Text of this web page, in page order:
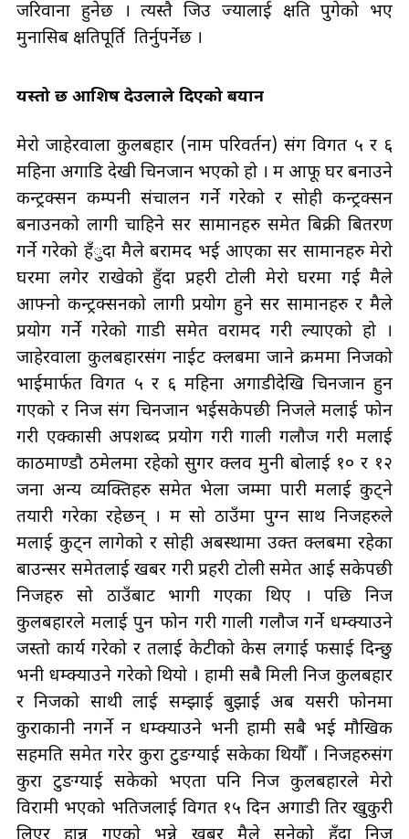
जरिवाना हुनेछ । त्यस्तै जिउ ज्यालाई क्षति पुगेको भए
मुनासिब क्षतिपूर्ति तिर्नुपर्नेछ ।
यस्तो छ आशिष देउलाले दिएको बयान
मेरोजाहेरवाला कुलबहादुर (नाम परिवर्तन) संग विगत ५ र ६
महिना अगाडि देखी चिनजान भएको हो । म आफू घर बनाउने
कन्ट्रक्सन कम्पनी संचालन गर्ने गरेको र सोही कन्ट्रक्सन
बनाउनको लागी चाहिने सर सामानहरु समेत बिक्री बितरण
गर्ने गरेको हँुदा मैले बरामद भई आएका सर सामानहरु मेरो
घरमा लगेर राखेको हुँदा प्रहरी टोली मेरो घरमा गई मैले
आफ्नो कन्ट्रक्सनको लागी प्रयोग हुने सर सामानहरु र मैले
प्रयोग गर्ने गरेको गाडी समेत वरामद गरी ल्याएको हो ।
जाहेरवाला कुलबहादुरसंग नाईट क्लबमा जाने क्रममा निजको
भाईमार्फत विगत ५ र ६ महिना अगाडीदेखि चिनजान हुन
गएको र निज संग चिनजान भईसकेपछी निजले मलाई फोन
गरी एक्कासी अपशब्द प्रयोग गरी गाली गलौज गरी मलाई
काठमाण्डौ ठमेलमा रहेकोसुगर क्लव मुनी बोलाई १० र १२
जना अन्य व्यक्तिहरु समेत भेला जम्मा पारी मलाई कुट्ने
तयारी गरेका रहेछन् । म सो ठाउँमा पुग्न साथ निजहरुले
मलाई कुट्न लागेको र सोही अबस्थामा उक्त क्लबमा रहेका
बाउन्सर समेतलाई खबर गरी प्रहरी टोली समेत आई सकेपछी
निजहरु सो ठाउँबाट भागी गएका थिए । पछि निज
कुलबहादुरले मलाई पुन फोन गरी गाली गलौज गर्ने धम्क्याउने
जस्तो कार्य गरेको र तलाई केटीको केस लगाई फसाई दिन्छु
भनी धम्क्याउने गरेको थियो । हामी सबै मिली निज कुलबहादुर
र निजको साथी लाई सम्झाई बुझाई अब यसरी फोनमा
कुराकानी नगर्ने न धम्क्याउने भनी हामी सबै भई मौखिक
सहमति समेत गरेर कुरा टुङग्याई सकेका थियौँ । निजहरुसंग
कुरा टुङग्याई सकेको भएता पनि निज कुलबहादुरले मेरो
विरामी भएको भतिजलाई विगत १५ दिन अगाडीतिर खुकुरी